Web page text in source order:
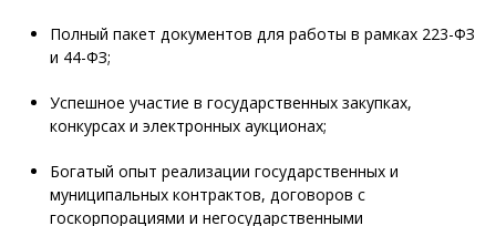
Полный пакет документов для работы в рамках 223-ФЗ
и 44-ФЗ;
Успешное участие в государственных закупках,
конкурсах и электронных аукционах;
Богатый опыт реализации государственных и
муниципальных контрактов, договоров с
госкорпорациями и негосударственными